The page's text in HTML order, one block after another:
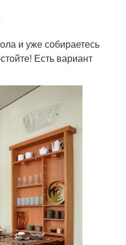
и уже собираетесь
Есть вариант